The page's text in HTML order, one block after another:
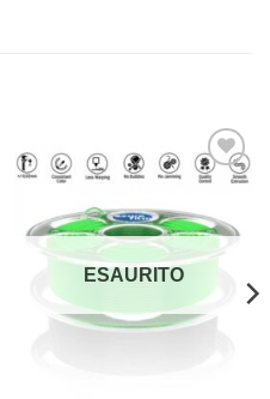
Aggiungi
dei
desideri
ESAURITO